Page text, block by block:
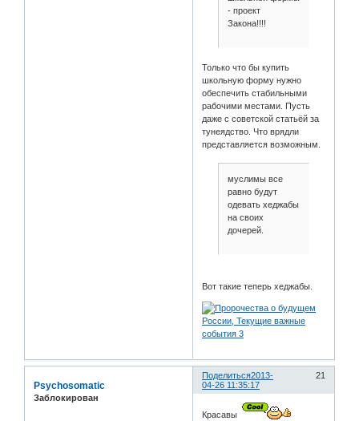
- проект
Закона!!!!
Только что бы купить
школьную форму нужно
обеспечить стабильными
рабочими местами. Пусть
даже с советской статьёй за
тунеядство. Что врядли
представляется возможным.
муслимы все
равно будут
одевать хеджабы
на своих
дочерей.
Вот такие теперь хеджабы.
Поделиться 21
2013-
04-26 11:35:17
Psychosomatic
Заблокирован
Красавы